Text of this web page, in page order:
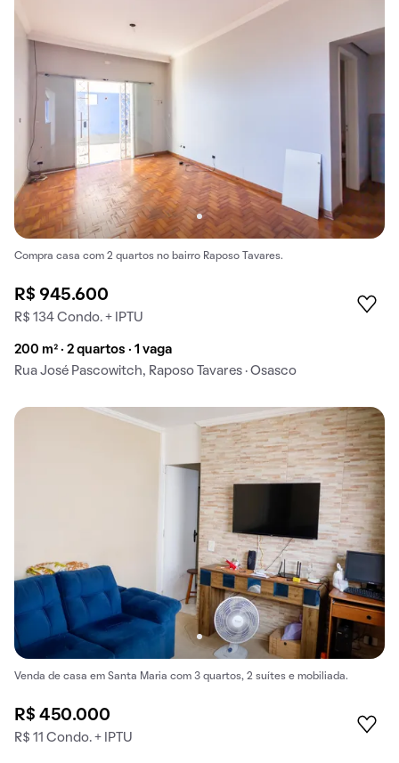
Compra casa com 2 quartos no bairro Raposo Tavares.
R$ 945.600
R$ 134 Condo. + IPTU
200 m² · 2 quartos · 1 vaga
Rua José Pascowitch, Raposo Tavares · Osasco
Venda de casa em Santa Maria com 3 quartos, 2 suítes e mobiliada.
R$ 450.000
R$ 11 Condo. + IPTU